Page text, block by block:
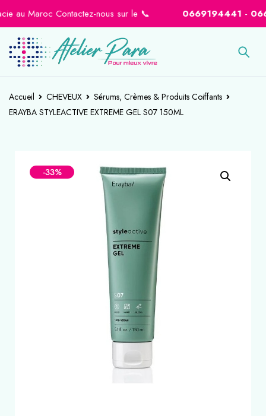
Maroc Contactez-nous sur le 📞 0669194441-
Accueil CHEVEUX
Sérums, Crèmes & Produits Coiffants
ERAYBA STYLEACTIVE EXTREME GEL S07 150ML
-33%